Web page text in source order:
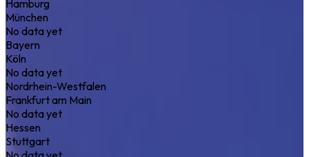
Hamburg
München
No data yet
Bayern
Köln
No data yet
Nordrhein-Westfalen
Frankfurt am Main
No data yet
Hessen
Stuttgart